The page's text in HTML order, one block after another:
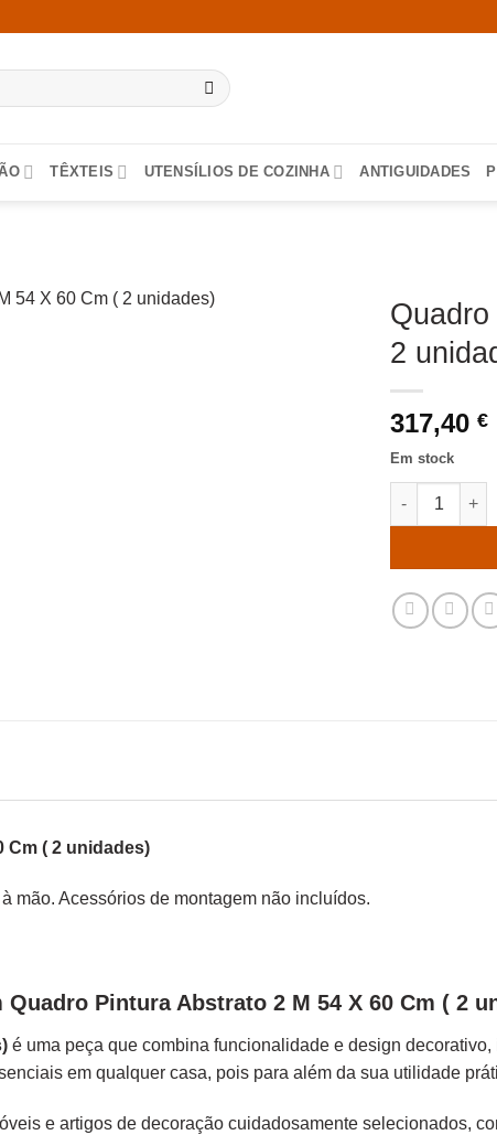
TÊXTEIS UTENSÍLIOS DE COZINHA ANTIGUIDADES
2
317,40 €
Em stock
Quantidade
Cm ( 2 unidades)
mão. Acessórios de montagem não incluídos.
Pintura Abstrato 2 M 54 X 60 Cm ( 2
é uma peça que combina funcionalidade e design
em qualquer casa, pois para além da sua utilidade
e artigos de decoração cuidadosamente selecionados,